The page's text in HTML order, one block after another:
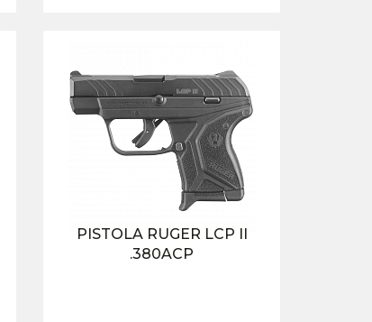
PISTOLA RUGER LCP II
.380ACP